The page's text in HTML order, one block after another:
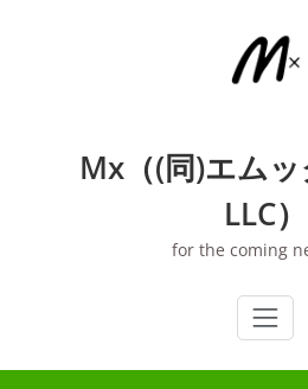
Mx（(同)エム
LLC）
for the coming